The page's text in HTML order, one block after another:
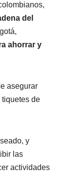
del
ahorrar y
asegurar
de
y
las
actividades